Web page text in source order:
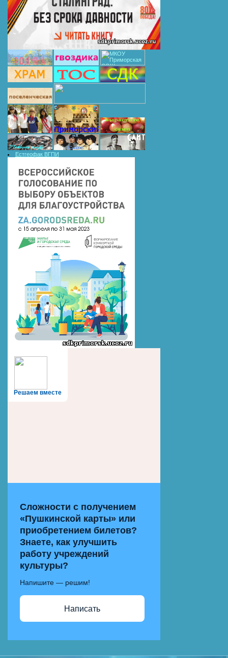
Естгеофак ВГПИ
Решаем вместе
Сложности с получением
«Пушкинской карты» или
приобретением билетов?
Знаете, как улучшить
работу учреждений
культуры?
Напишите — решим!
Написать